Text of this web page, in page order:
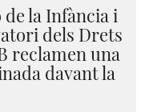
de la Infància i
dels Drets
reclamen una
davant la